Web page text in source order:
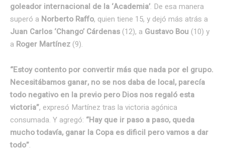
goleador internacional de la ‘Academia’. De esa manera
superó a Norberto Raffo, quien tiene 15, y dejó más atrás a
Juan Carlos ‘Chango’ Cárdenas (12), a Gustavo Bou (10) y
a Roger Martínez (9).
“Estoy contento por convertir más que nada por el grupo.
Necesitábamos ganar, no se nos daba de local, parecía
todo negativo en la previo pero Dios nos regaló esta
victoria”, expresó Martínez tras la victoria agónica
consumada. Y agregó: “Hay que ir paso a paso, queda
mucho todavía, ganar la Copa es dificil pero vamos a dar
todo”.